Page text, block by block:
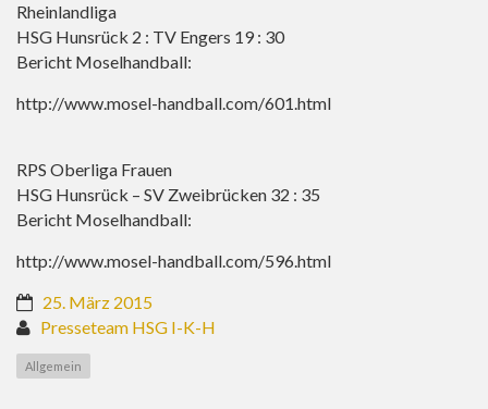
Rheinlandliga
HSG Hunsrück 2 : TV Engers 19 : 30
Bericht Moselhandball:
http://www.mosel-handball.com/601.html
RPS Oberliga Frauen
HSG Hunsrück – SV Zweibrücken 32 : 35
Bericht Moselhandball:
http://www.mosel-handball.com/596.html
25. März 2015
Presseteam HSG I-K-H
Allgemein